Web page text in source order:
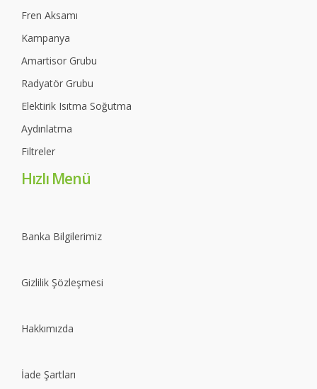
Fren Aksamı
Kampanya
Amartisor Grubu
Radyatör Grubu
Elektirik Isıtma Soğutma
Aydınlatma
Filtreler
Hızlı Menü
Banka Bilgilerimiz
Gizlilik Şözleşmesi
Hakkımızda
İade Şartları